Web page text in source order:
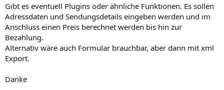
Gibt es eventuell Plugins oder ähnliche Funktionen. Es sollen
Adressdaten und Sendungsdetails eingeben werden und im
Anschluss einen Preis berechnet werden bis hin zur
Bezahlung.
Alternativ wäre auch Formular brauchbar, aber dann mit xml
Export.
Danke